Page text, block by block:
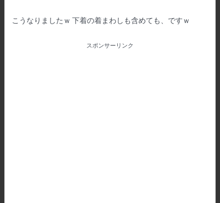
こうなりましたｗ 下着の着まわしも含めても、ですｗ
スポンサーリンク